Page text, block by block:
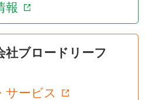
報
社ブロードリーフ
サービス